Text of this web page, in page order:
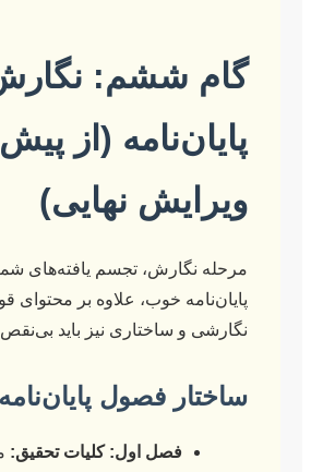
ششم: نگارش متن
(از پیش‌نویس تا
نهایی)
تجسم یافته‌های شماست. یک
خوب، علاوه بر محتوای قوی، از نظر
ساختاری نیز باید بی‌نقص باشد.
فصول پایان‌نامه:
فصل اول: کلیات تحقیق:مقدمه، بیان